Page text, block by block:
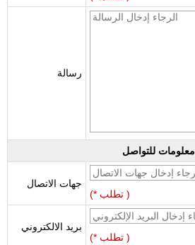
رسالة
معلومات للتواصل
جهات الاتصال
(* تطلب )
بريد الالكتروني
(* تطلب )